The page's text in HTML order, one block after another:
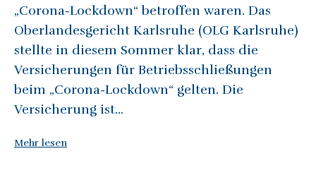
„Corona-Lockdown“ betroffen waren. Das
Oberlandesgericht Karlsruhe (OLG Karlsruhe)
stellte in diesem Sommer klar, dass die
Versicherungen für Betriebsschließungen
beim „Corona-Lockdown“ gelten. Die
Versicherung ist...
Mehr lesen